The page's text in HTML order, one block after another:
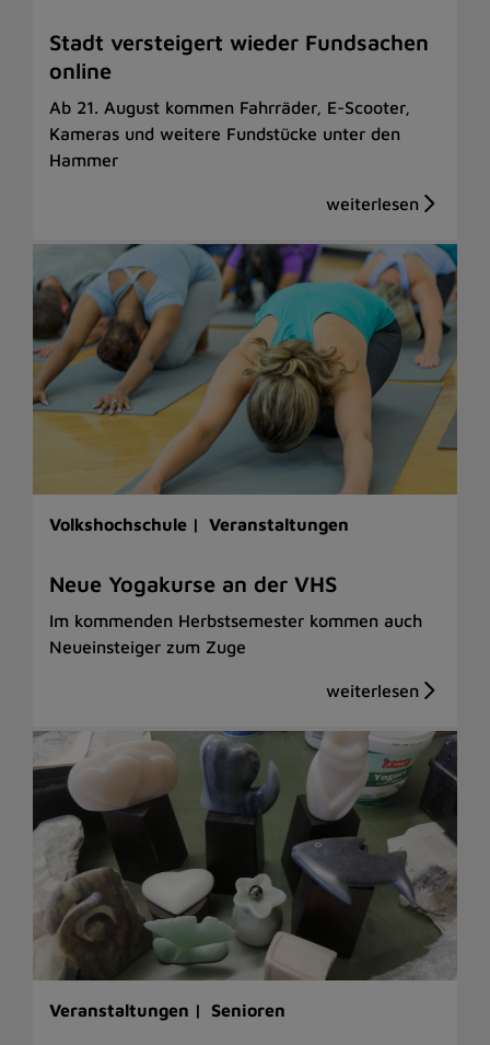
Stadt versteigert wieder Fundsachen
online
Ab 21. August kommen Fahrräder, E-Scooter,
Kameras und weitere Fundstücke unter den
Hammer
Volkshochschule | Veranstaltungen
Neue Yogakurse an der VHS
Im kommenden Herbstsemester kommen auch
Neueinsteiger zum Zuge
Veranstaltungen | Senioren